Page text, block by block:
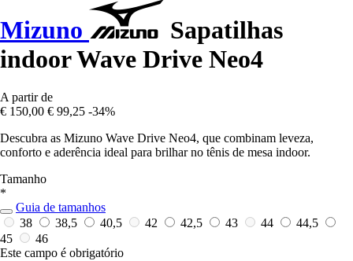
Mizuno
Sapatilhas
indoor Wave Drive Neo4
A partir de
€ 150,00 € 99,25 -34%
Descubra as Mizuno Wave Drive Neo4, que combinam leveza,
conforto e aderência ideal para brilhar no tênis de mesa indoor.
Tamanho
*
Guia de tamanhos
38
38,5 40,5 42 42,5 43 44
44,5
45
46
Este campo é obrigatório